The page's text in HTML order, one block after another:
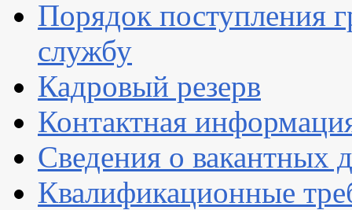
Порядок поступления
службу
Кадровый резерв
Контактная
Сведения о вакантных
Квалификационные